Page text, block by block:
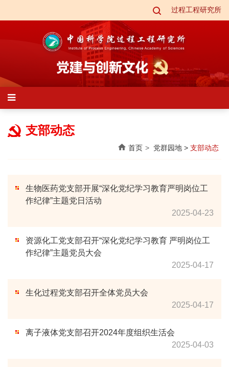
过程工程研究所
支部动态
首页 党群园地 > 支部动态
生物医药党支部开展“深化党纪学习教育严明岗位工
作纪律”主题党日活动
2025-04-23
资源化工党支部召开“深化党纪学习教育 严明岗位工
作纪律”主题党员大会
2025-04-17
生化过程党支部召开全体党员大会
2025-04-17
离子液体党支部召开2024年度组织生活会
2025-04-03